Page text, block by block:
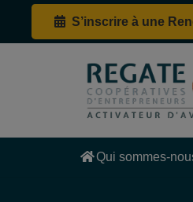
S’inscrire à une
Qui sommes-